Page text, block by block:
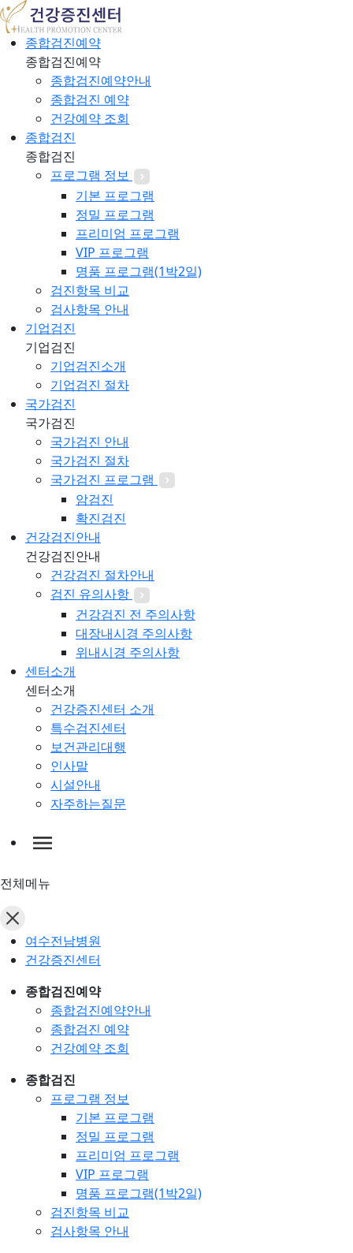
종합검진예약
종합검진예약
종합검진예약안내
종합검진 예약
건강예약 조회
종합검진
종합검진
프로그램 정보
기본 프로그램
정밀 프로그램
프리미엄 프로그램
VIP 프로그램
명품 프로그램(1박2일)
검진항목 비교
검사항목 안내
기업검진
기업검진
기업검진소개
기업검진 절차
국가검진
국가검진
국가검진 안내
국가검진 절차
국가검진 프로그램
암검진
확진검진
건강검진안내
건강검진안내
건강검진 절차안내
검진 유의사항
건강검진 전 주의사항
대장내시경 주의사항
위내시경 주의사항
센터소개
센터소개
건강증진센터 소개
특수검진센터
보건관리대행
인사말
시설안내
자주하는질문
전체메뉴
여수전남병원
건강증진센터
종합검진예약
종합검진예약안내
종합검진 예약
건강예약 조회
종합검진
프로그램 정보
기본 프로그램
정밀 프로그램
프리미엄 프로그램
VIP 프로그램
명품 프로그램(1박2일)
검진항목 비교
검사항목 안내